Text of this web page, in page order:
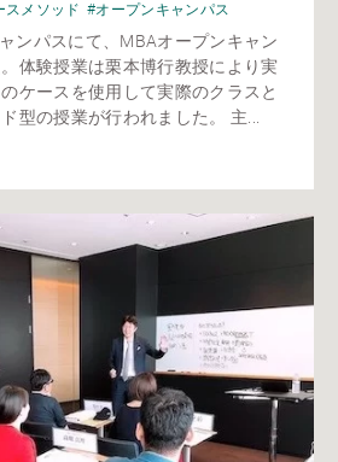
スメソッド #オープンキャンパス
ンパスにて、MBAオープンキャン
体験授業は栗本博行教授により実
ケースを使用して実際のクラスと
型の授業が行われました。 主...